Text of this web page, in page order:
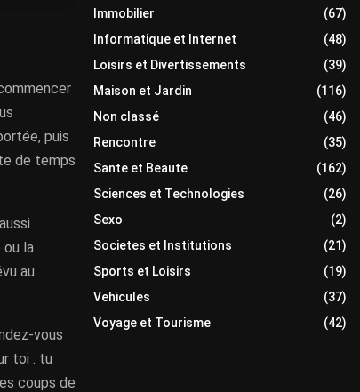
puis
de temps
ou la
au
vous
toi : tu
coups de
Immobilier
(67)
Informatique et Internet
(48)
Loisirs et Divertissements
(39)
Maison et Jardin
(116)
Non classé
(46)
Rencontre
(35)
Sante et Beaute
(162)
Sciences et Technologies
(26)
Sexo
(2)
Societes et Institutions
(21)
Sports et Loisirs
(19)
Vehicules
(37)
Voyage et Tourisme
(42)